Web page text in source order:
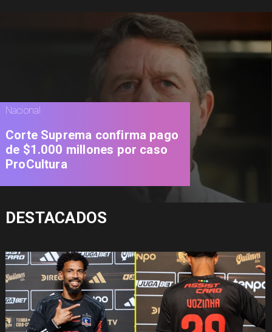
Nacional
Corte Suprema confirma pago
de $1.000 millones por caso
ProCultura
DESTACADOS